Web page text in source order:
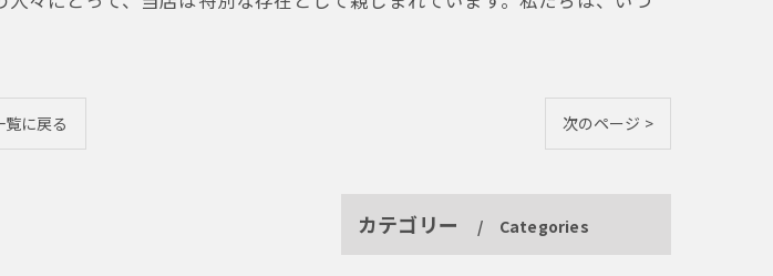
覧に戻る 次のページ >
カテゴリー Categories